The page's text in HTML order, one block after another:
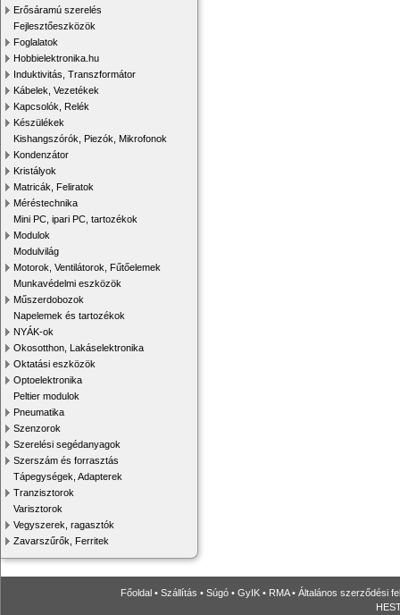
Erősáramú szerelés
Fejlesztőeszközök
Foglalatok
Hobbielektronika.hu
Induktivitás, Transzformátor
Kábelek, Vezetékek
Kapcsolók, Relék
Készülékek
Kishangszórók, Piezók, Mikrofonok
Kondenzátor
Kristályok
Matricák, Feliratok
Méréstechnika
Mini PC, ipari PC, tartozékok
Modulok
Modulvilág
Motorok, Ventilátorok, Fűtőelemek
Munkavédelmi eszközök
Műszerdobozok
Napelemek és tartozékok
NYÁK-ok
Okosotthon, Lakáselektronika
Oktatási eszközök
Optoelektronika
Peltier modulok
Pneumatika
Szenzorok
Szerelési segédanyagok
Szerszám és forrasztás
Tápegységek, Adapterek
Tranzisztorok
Varisztorok
Vegyszerek, ragasztók
Zavarszűrők, Ferritek
Főoldal • Szállítás • Súgó • GyIK • RMA• Általános szerződési